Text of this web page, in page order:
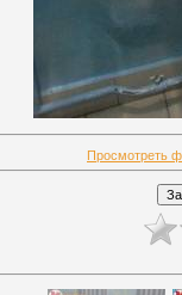
Просмотреть